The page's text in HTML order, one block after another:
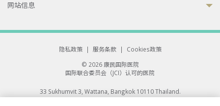
网站信息
隐私政策 | 服务条款 |
Cookies政策
© 2026 康民国际医院
国际联合委员会（JCI）认可的医院
33 Sukhumvit 3, Wattana, Bangkok 10110 Thailand.
All rights reserved.